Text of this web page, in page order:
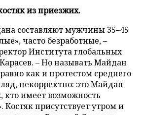
из приезжих.
составляют мужчины 35–45
часто безработные, –
Института глобальных
– Но называть Майдан
как и протестом среднего
некорректно: это Майдан
кто имеет возможность
Костяк присутствует утром и